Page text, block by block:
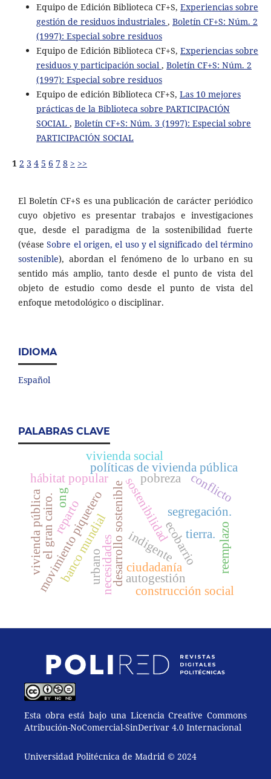
Equipo de Edición Biblioteca CF+S, Experiencias sobre
gestión de residuos industriales , Boletín CF+S: Núm. 2
(1997): Especial sobre residuos
Equipo de Edición Biblioteca CF+S, Experiencias sobre
residuos y participación social , Boletín CF+S: Núm. 2
(1997): Especial sobre residuos
Equipo de edición Biblioteca CF+S, Las 10 mejores
prácticas de la Biblioteca sobre PARTICIPACIÓN
SOCIAL , Boletín CF+S: Núm. 3 (1997): Especial sobre
PARTICIPACIÓN SOCIAL
1 2 3 4 5 6 7 8 > >>
El Boletín CF+S es una publicación de carácter periódico
cuyo objetivo es presentar trabajos e investigaciones
que, desde el paradigma de la sostenibilidad fuerte
(véaseSobre el origen, el uso y el significado del término
sostenible), abordan el fenómeno de lo urbano en su
sentido más amplio, tanto desde el punto de vista del
objeto de estudio como desde el punto de vista del
enfoque metodológico o disciplinar.
IDIOMA
Español
PALABRAS CLAVE
sostenibilidad
desarrollo sostenible ecobarrio
banco mundial
políticas de vivienda pública
movimiento piquetero
hábitat popular
vivienda social
autogestión
segregación.
ciudadanía
necesidades
pobreza
indigente
vivienda públicael gran cairo. reemplazo
reparto
conflicto
tierra.
construcción social
urbano
ong
Esta obra está bajo una Licencia Creative Commons
Atribución-NoComercial-SinDerivar 4.0 Internacional
Universidad Politécnica de Madrid © 2024